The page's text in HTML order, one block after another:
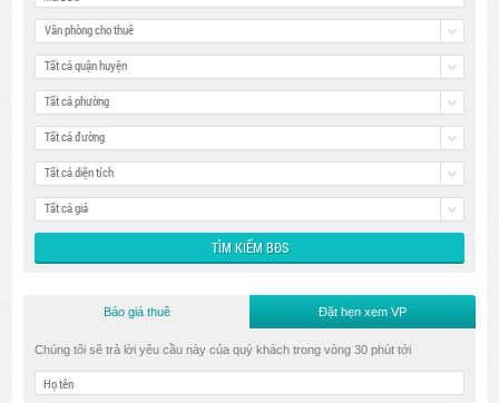
Văn phòng cho thuê
Tất cả quận huyện
Tất cả phường
Tất cả đường
Tất cả diện tích
Tất cả giá
Báo giá thuê Đặt hẹn xem VP
Chúng tôi sẽ trả lời yêu cầu này của quý khách trong vòng 30 phút tới